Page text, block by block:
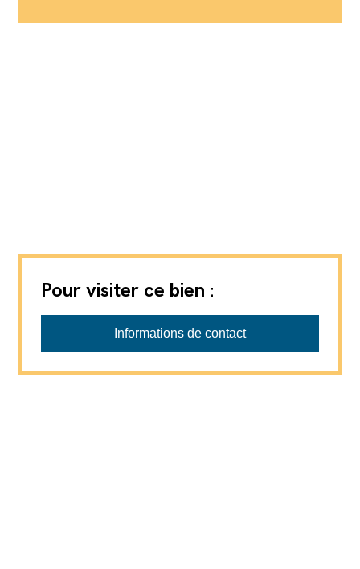
Pour visiter ce bien :
Informations de contact